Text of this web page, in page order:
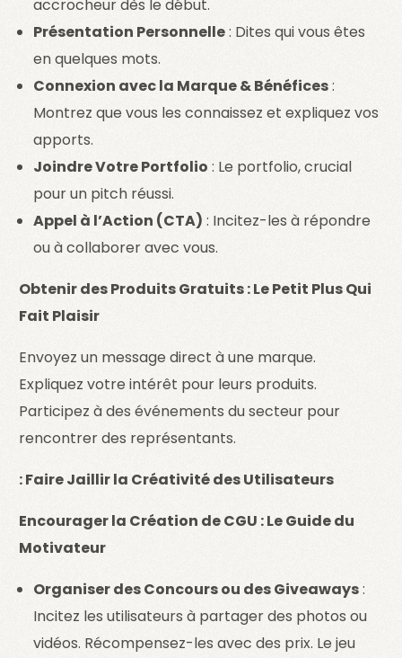
accrocheur dès le début.
Présentation Personnelle: Dites qui vous êtes
en quelques mots.
Connexion avec la Marque & Bénéfices:
Montrez que vous les connaissez et expliquez vos
apports.
Joindre Votre Portfolio : Le portfolio, crucial
pour un pitch réussi.
Appel à l’Action (CTA) : Incitez-les à répondre
ou à collaborer avec vous.
Obtenir des Produits Gratuits : Le Petit Plus Qui
Fait Plaisir
Envoyez un message direct à une marque.
Expliquez votre intérêt pour leurs produits.
Participez à des événements du secteur pour
rencontrer des représentants.
: Faire Jaillir la Créativité des Utilisateurs
Encourager la Création de CGU : Le Guide du
Motivateur
Organiser des Concours ou des Giveaways:
Incitez les utilisateurs à partager des photos ou
vidéos. Récompensez-les avec des prix. Le jeu